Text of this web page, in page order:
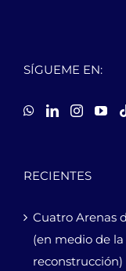
SÍGUEME EN:
RECIENTES
Cuatro Arenas
(en medio de
reconstrucción)